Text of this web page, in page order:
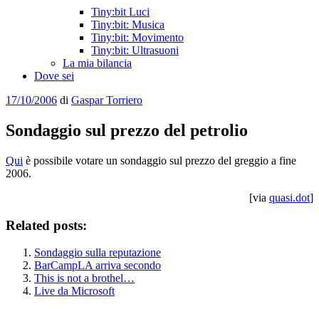
Tiny:bit Luci
Tiny:bit: Musica
Tiny:bit: Movimento
Tiny:bit: Ultrasuoni
La mia bilancia
Dove sei
Pubblicato
17/10/2006 di Gaspar Torriero
Sondaggio sul prezzo del petrolio
Qui è possibile votare un sondaggio sul prezzo del greggio a fine
2006.
[via quasi.dot]
Related posts:
Sondaggio sulla reputazione
BarCampLA arriva secondo
This is not a brothel…
Live da Microsoft